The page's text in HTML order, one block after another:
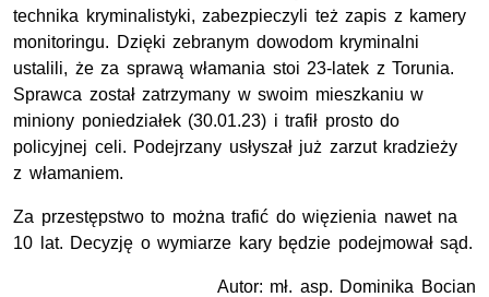
technika kryminalistyki, zabezpieczyli też zapis z kamery
monitoringu. Dzięki zebranym dowodom kryminalni
ustalili, że za sprawą włamania stoi 23-latek z Torunia.
Sprawca został zatrzymany w swoim mieszkaniu w
miniony poniedziałek (30.01.23) i trafił prosto do
policyjnej celi. Podejrzany usłyszał już zarzut kradzieży
z włamaniem.
Za przestępstwo to można trafić do więzienia nawet na
10 lat. Decyzję o wymiarze kary będzie podejmował sąd.
Autor: mł. asp. Dominika Bocian